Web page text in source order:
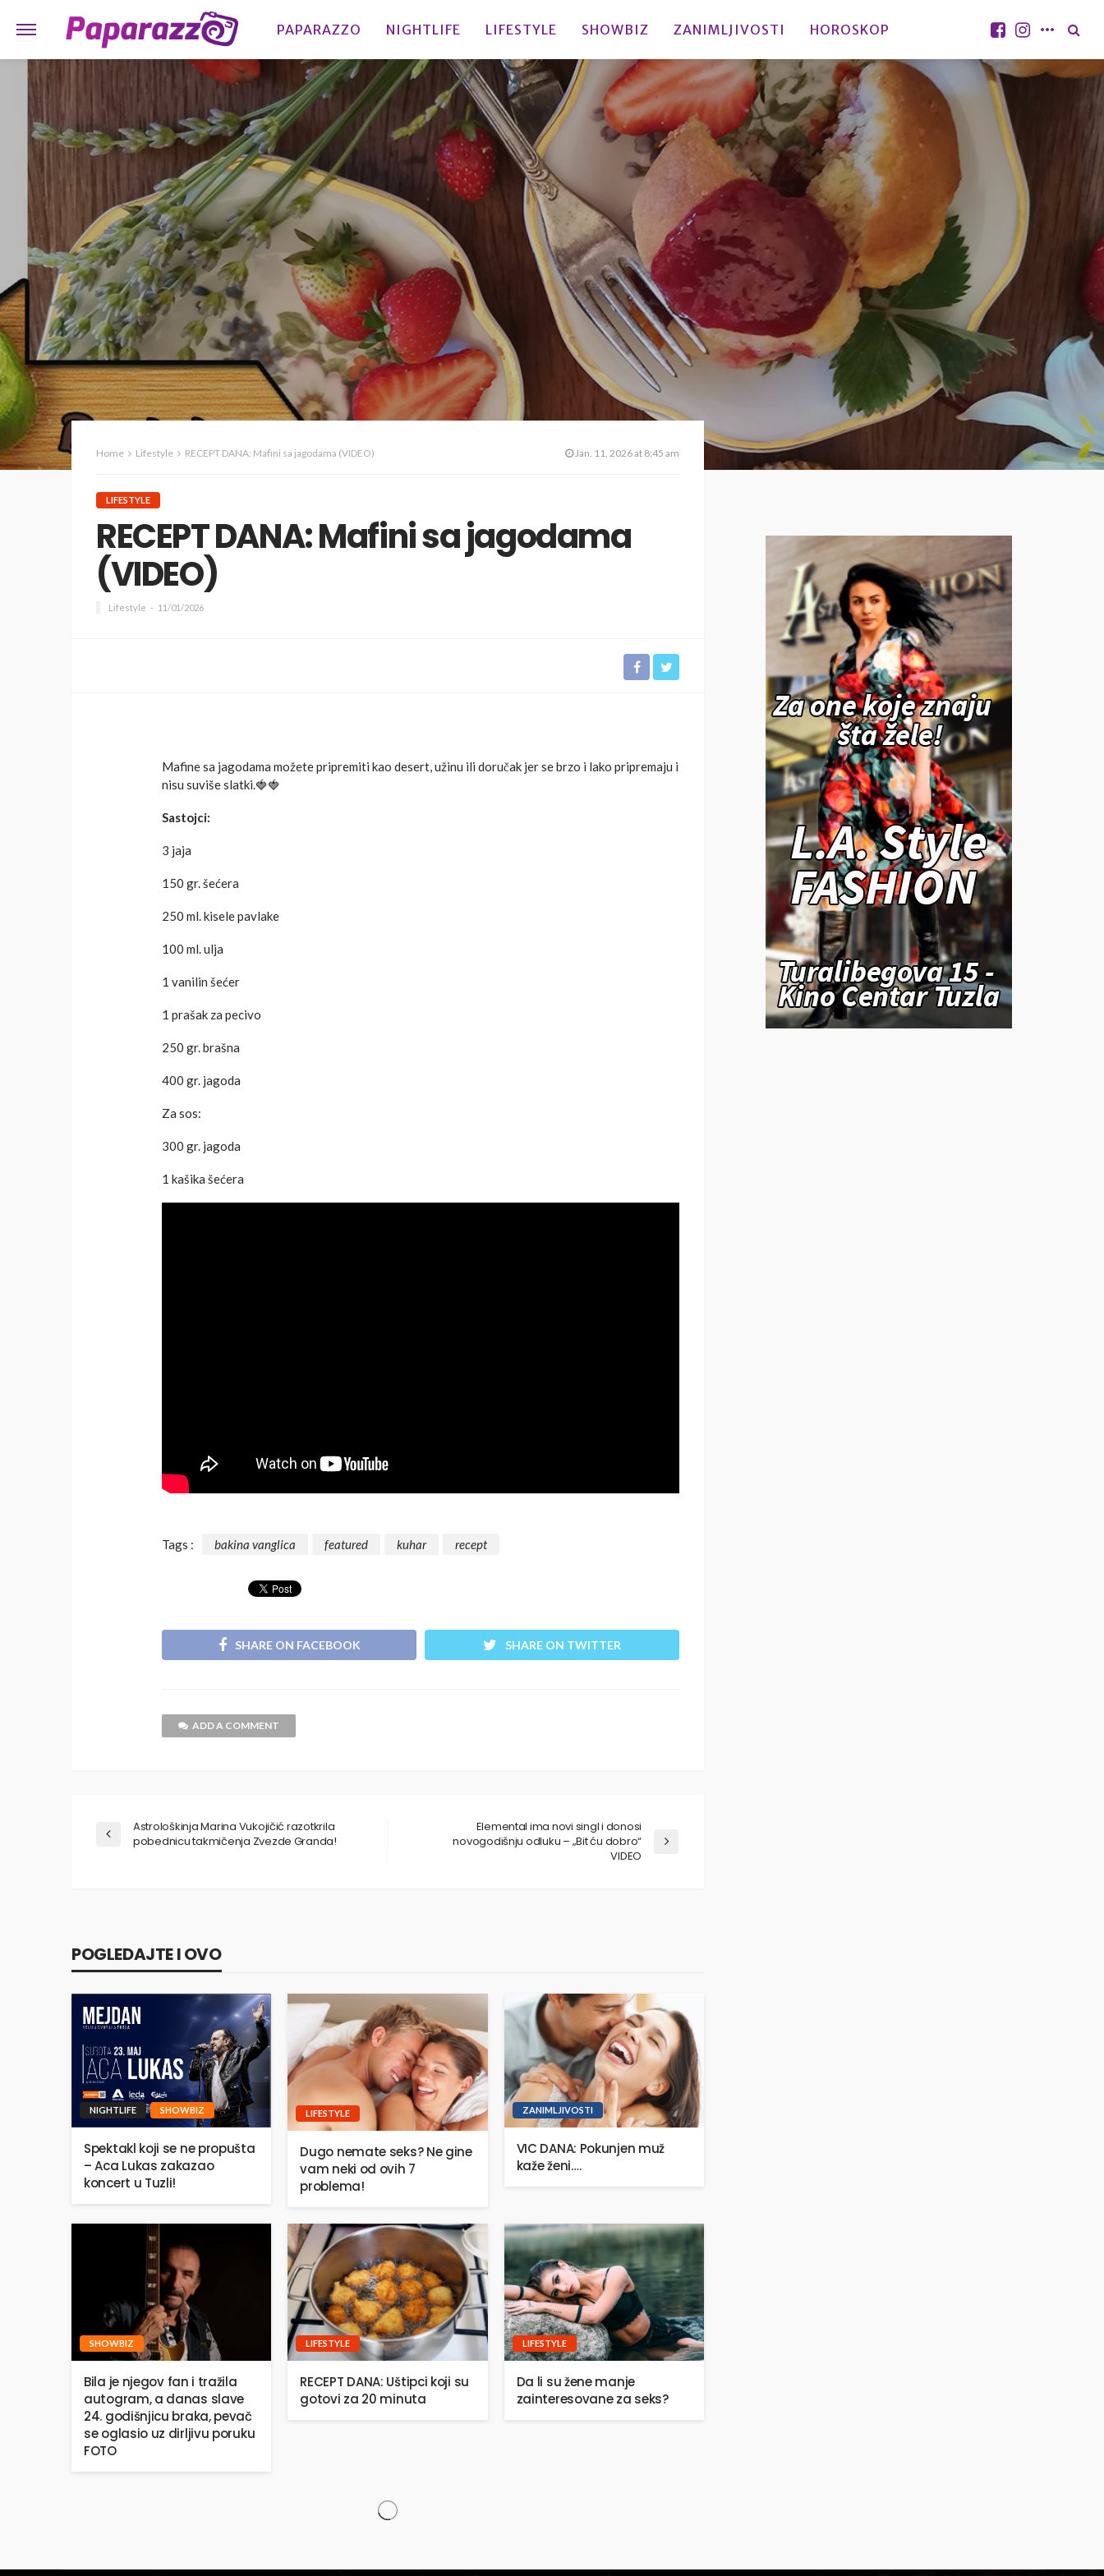
PAPARAZZO NIGHTLIFE LIFESTYLE SHOWBIZ ZANIMLJIVOSTI HOROSKOP
Home Lifestyle RECEPT DANA: Mafini sa jagodama (VIDEO) Jan. 11, 2026 at 8:45 am
LIFESTYLE
RECEPT DANA: Mafini sa jagodama
(VIDEO)
Lifestyle 11/01/2026
Mafine sa jagodama možete pripremiti kao desert, užinu ili doručak jer se brzo i lako pripremaju i
nisu suviše slatki.🍓🍓
Sastojci:
3 jaja
150 gr. šećera
250 ml. kisele pavlake
100 ml. ulja
1 vanilin šećer
1 prašak za pecivo
250 gr. brašna
400 gr. jagoda
Za sos:
300 gr. jagoda
1 kašika šećera
Tags : bakina vanglica featured kuhar recept
SHARE ON FACEBOOK SHARE ON TWITTER
ADD A COMMENT
Astrološkinja Marina Vukojičić razotkrila
pobednicu takmičenja Zvezde Granda!
Elemental ima novi singl i donosi
novogodišnju odluku – „Bit ću dobro“
VIDEO
POGLEDAJTE I OVO
NIGHTLIFE SHOWBIZ
Spektakl koji se ne propušta
– Aca Lukas zakazao
koncert u Tuzli!
LIFESTYLE
Dugo nemate seks? Ne gine
vam neki od ovih 7
problema!
ZANIMLJIVOSTI
VIC DANA: Pokunjen muž
kaže ženi….
SHOWBIZ
Bila je njegov fan i tražila
autogram, a danas slave
24. godišnjicu braka, pevač
se oglasio uz dirljivu poruku
FOTO
LIFESTYLE
RECEPT DANA: Uštipci koji su
gotovi za 20 minuta
LIFESTYLE
Da li su žene manje
zainteresovane za seks?